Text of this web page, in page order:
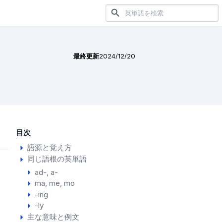
最終更新2024/12/20
目次
語源と覚え方
同じ語根の英単語
ad-, a-
ma me mo
-ing
-ly
主な意味と例文